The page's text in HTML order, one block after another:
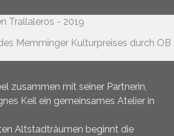
zusammen mit seiner Partnerin,
Keil ein gemeinsames Atelier in
Altstadträumen beginnt die